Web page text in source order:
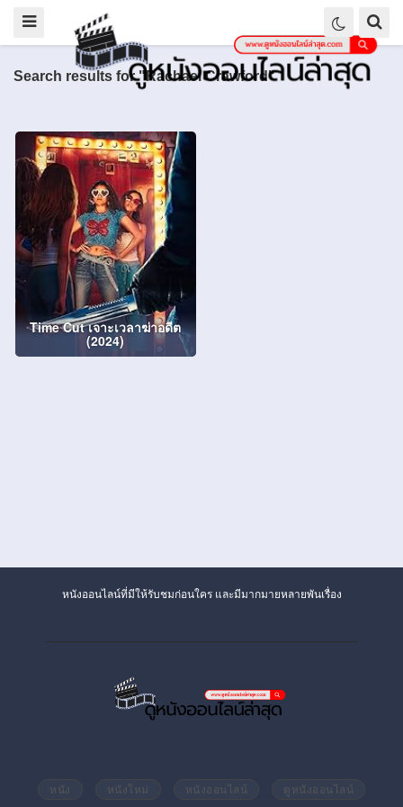
Search results for "Rachael Crawford"
Time Cut เจาะเวลาฆ่าอดีต
(2024)
หนังออนไลน์ที่มีให้รับชมก่อนใคร และมีมากมายหลายพันเรื่อง
หนัง หนังใหม่ หนังออนไลน์ ดูหนังออนไลน์